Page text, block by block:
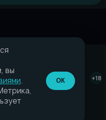
+18
службой по надзору в
и массовых
вы
.
ОК